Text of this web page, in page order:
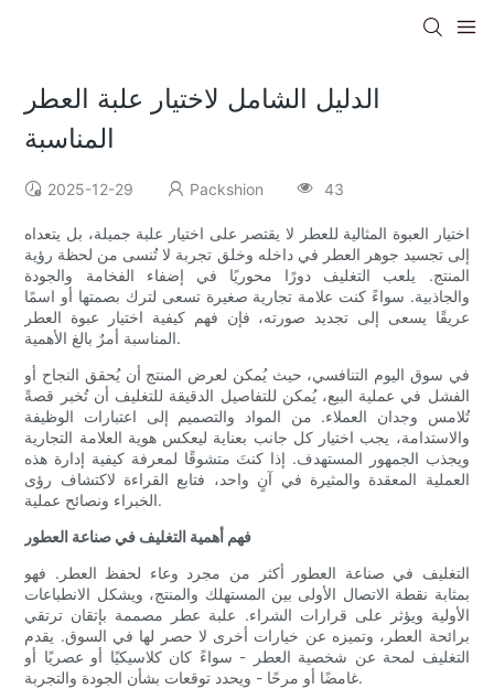
الدليل الشامل لاختيار علبة العطر
المناسبة
2025-12-29 Packshion 43
اختيار العبوة المثالية للعطر لا يقتصر على اختيار علبة جميلة، بل يتعداه
إلى تجسيد جوهر العطر في داخله وخلق تجربة لا تُنسى من لحظة رؤية
المنتج. يلعب التغليف دورًا محوريًا في إضفاء الفخامة والجودة
والجاذبية. سواءً كنت علامة تجارية صغيرة تسعى لترك بصمتها أو اسمًا
عريقًا يسعى إلى تجديد صورته، فإن فهم كيفية اختيار عبوة العطر
المناسبة أمرٌ بالغ الأهمية.
في سوق اليوم التنافسي، حيث يُمكن لعرض المنتج أن يُحقق النجاح أو
الفشل في عملية البيع، يُمكن للتفاصيل الدقيقة للتغليف أن تُخبر قصةً
تُلامس وجدان العملاء. من المواد والتصميم إلى اعتبارات الوظيفة
والاستدامة، يجب اختيار كل جانب بعناية ليعكس هوية العلامة التجارية
ويجذب الجمهور المستهدف. إذا كنتَ متشوقًا لمعرفة كيفية إدارة هذه
العملية المعقدة والمثيرة في آنٍ واحد، فتابع القراءة لاكتشاف رؤى
الخبراء ونصائح عملية.
فهم أهمية التغليف في صناعة العطور
التغليف في صناعة العطور أكثر من مجرد وعاء لحفظ العطر. فهو
بمثابة نقطة الاتصال الأولى بين المستهلك والمنتج، ويشكل الانطباعات
الأولية ويؤثر على قرارات الشراء. علبة عطر مصممة بإتقان ترتقي
برائحة العطر، وتميزه عن خيارات أخرى لا حصر لها في السوق. يقدم
التغليف لمحة عن شخصية العطر - سواءً كان كلاسيكيًا أو عصريًا أو
غامضًا أو مرحًا - ويحدد توقعات بشأن الجودة والتجربة.